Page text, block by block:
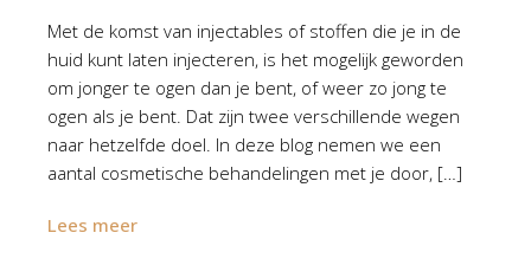
Met de komst van injectables of stoffen die je in de
huid kunt laten injecteren, is het mogelijk geworden
om jonger te ogen dan je bent, of weer zo jong te
ogen als je bent. Dat zijn twee verschillende wegen
naar hetzelfde doel. In deze blog nemen we een
aantal cosmetische behandelingen met je door, […]
Lees meer